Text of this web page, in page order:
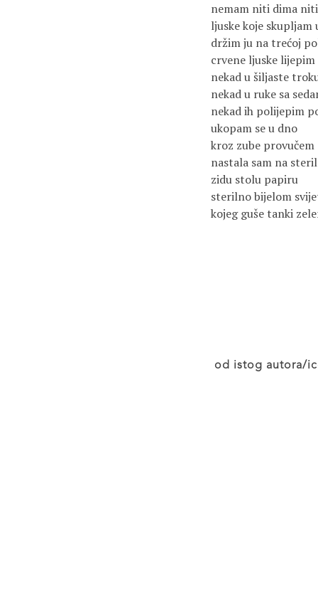
nemam niti dima
ljuske koje
držim ju na trećoj
crvene ljuske
nekad u šiljaste
nekad u ruke sa
nekad ih polijepim
ukopam se u dno
kroz zube
nastala sam na
zidu stolu papiru
sterilno bijelom
kojeg guše tanki
od istog autora/